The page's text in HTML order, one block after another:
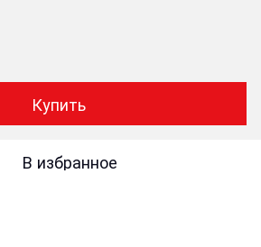
Купить
В избранное